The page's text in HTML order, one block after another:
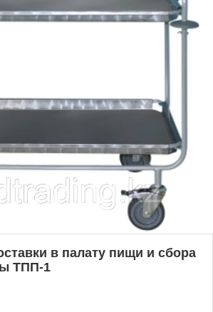
в палату пищи и сбора
ТПП-1